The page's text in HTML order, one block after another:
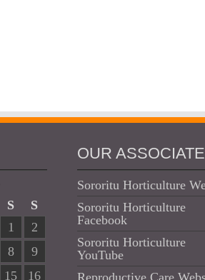
S
S
1
2
8
9
15 16
OUR
Sororitu Horticulture
Sororitu Horticulture
Facebook
Sororitu Horticulture
YouTube
Reproductive Care